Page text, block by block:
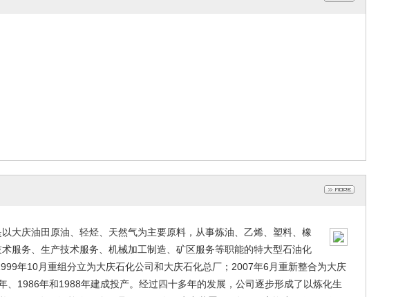
大庆油田原油、轻烃、天然气为主要原料，从事炼油、乙烯、塑料、橡
服务、生产技术服务、机械加工制造、矿区服务等职能的特大型石油化
年10月重组分立为大庆石化公司和大庆石化总厂；2007年6月重新整合为大庆
1986年和1988年建成投产。经过四十多年的发展，公司逐步形成了以炼化生